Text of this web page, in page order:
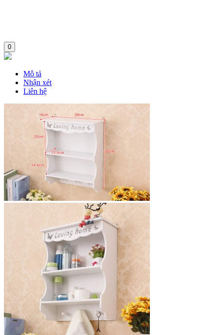
0
Mô tả
Nhận xét
Liên hệ